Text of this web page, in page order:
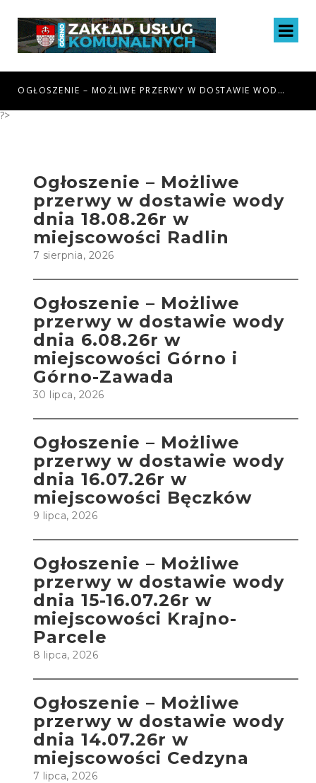
OGŁOSZENIE – MOŻLIWE PRZERWY W DOSTAWIE WODY DNIA 6.08.26R W MIEJSCOWOŚCI GÓRNO I GÓRNO-ZAWADA
?>
Ogłoszenie – Możliwe
przerwy w dostawie wody
dnia 18.08.26r w
miejscowości Radlin
7 sierpnia, 2026
Ogłoszenie – Możliwe
przerwy w dostawie wody
dnia 6.08.26r w
miejscowości Górno i
Górno-Zawada
30 lipca, 2026
Ogłoszenie – Możliwe
przerwy w dostawie wody
dnia 16.07.26r w
miejscowości Bęczków
9 lipca, 2026
Ogłoszenie – Możliwe
przerwy w dostawie wody
dnia 15-16.07.26r w
miejscowości Krajno-
Parcele
8 lipca, 2026
Ogłoszenie – Możliwe
przerwy w dostawie wody
dnia 14.07.26r w
miejscowości Cedzyna
7 lipca, 2026